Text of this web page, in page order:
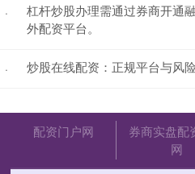
·
杠杆炒股办理需通过券商开通
外配资平台。
· 炒股在线配资：正规平台与风
配资门户网
券商实盘配
网